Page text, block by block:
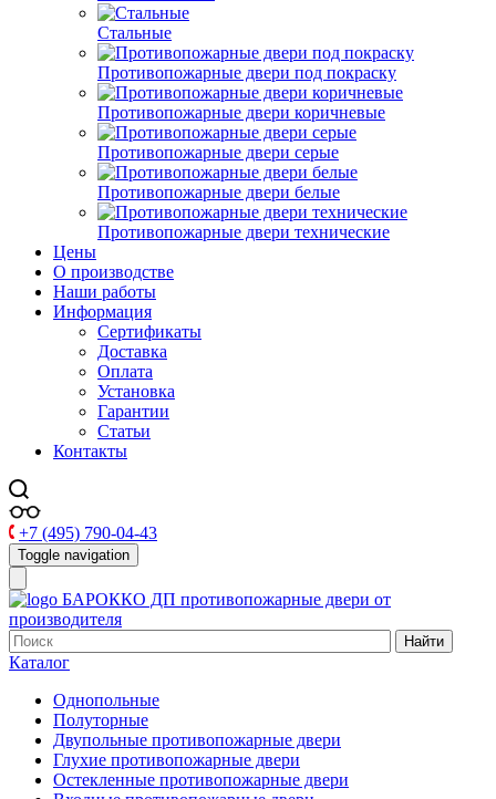
Стальные
Противопожарные двери под покраску
Противопожарные двери коричневые
Противопожарные двери серые
Противопожарные двери белые
Противопожарные двери технические
Цены
О производстве
Наши работы
Информация
Сертификаты
Доставка
Оплата
Установка
Гарантии
Статьи
Контакты
+7 (495) 790-04-43
Toggle navigation
БАРОККО ДП противопожарные двери от
производителя
Найти
Каталог
Однопольные
Полуторные
Двупольные противопожарные двери
Глухие противопожарные двери
Остекленные противопожарные двери